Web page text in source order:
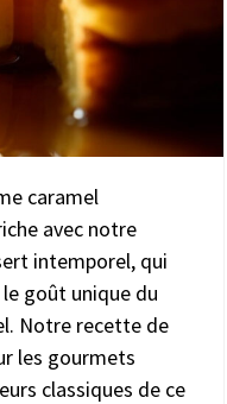
caramel
avec notre
intemporel, qui
goût unique du
Notre recette de
les gourmets
classiques de ce